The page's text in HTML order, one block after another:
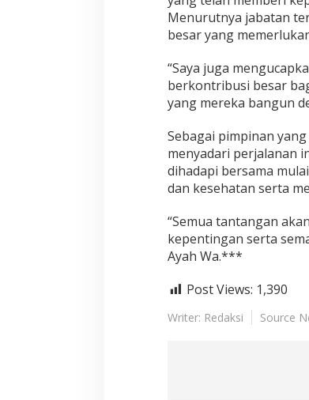
Menurutnya jabatan
besar yang
“Saya juga
berkontribusi besar
yang mereka bangun
Sebagai pimpinan
menyadari perjalanan
dihadapi bersama
dan kesehatan serta
“Semua tantangan
kepentingan serta
Ayah Wa.***
Post Views: 1,390
Writer: Redaksi Source